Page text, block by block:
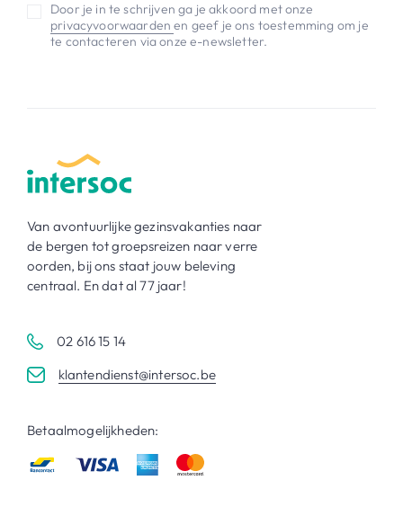
Door je in te schrijven ga je akkoord met onze
privacyvoorwaardenen geef je ons toestemming om je
te contacteren via onze e-newsletter.
Van avontuurlijke gezinsvakanties naar
de bergen tot groepsreizen naar verre
oorden, bij ons staat jouw beleving
centraal. En dat al 77 jaar!
02 616 15 14
klantendienst@intersoc.be
Betaalmogelijkheden: